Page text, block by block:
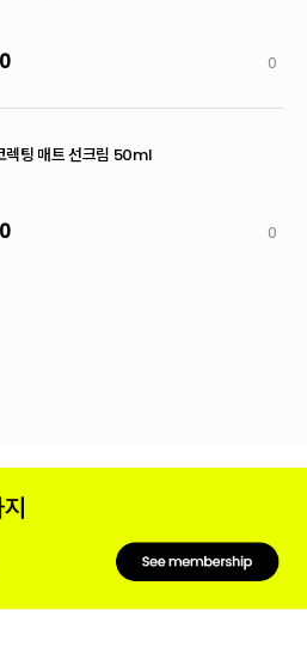
0
렉팅 매트 선크림 50ml
0